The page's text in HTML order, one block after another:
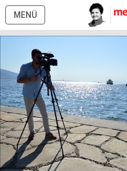
MENÜ